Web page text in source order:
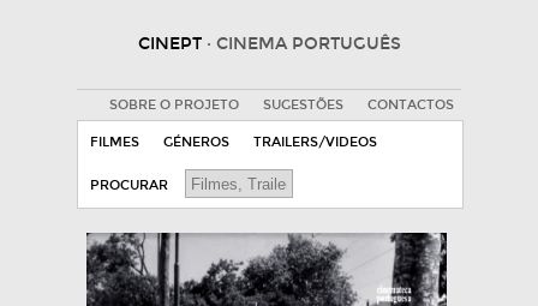
CINEPT · CINEMA PORTUGUÊS
SOBRE O PROJETO SUGESTÕES CONTACTOS
FILMES GÉNEROS TRAILERS/VIDEOS
PROCURAR